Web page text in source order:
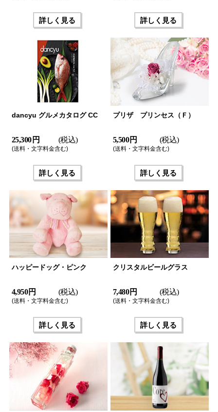
詳しく見る 詳しく見る
dancyu グルメカタログ CC
25,300 円 (税込)
(送料・文字料金含む)
詳しく見る
プリザ プリンセス（Ｆ）
5,500 円 (税込)
(送料・文字料金含む)
詳しく見る
ハッピードッグ・ピンク
4,950 円 (税込)
(送料・文字料金含む)
詳しく見る
クリスタルビールグラス
7,480 円 (税込)
(送料・文字料金含む)
詳しく見る